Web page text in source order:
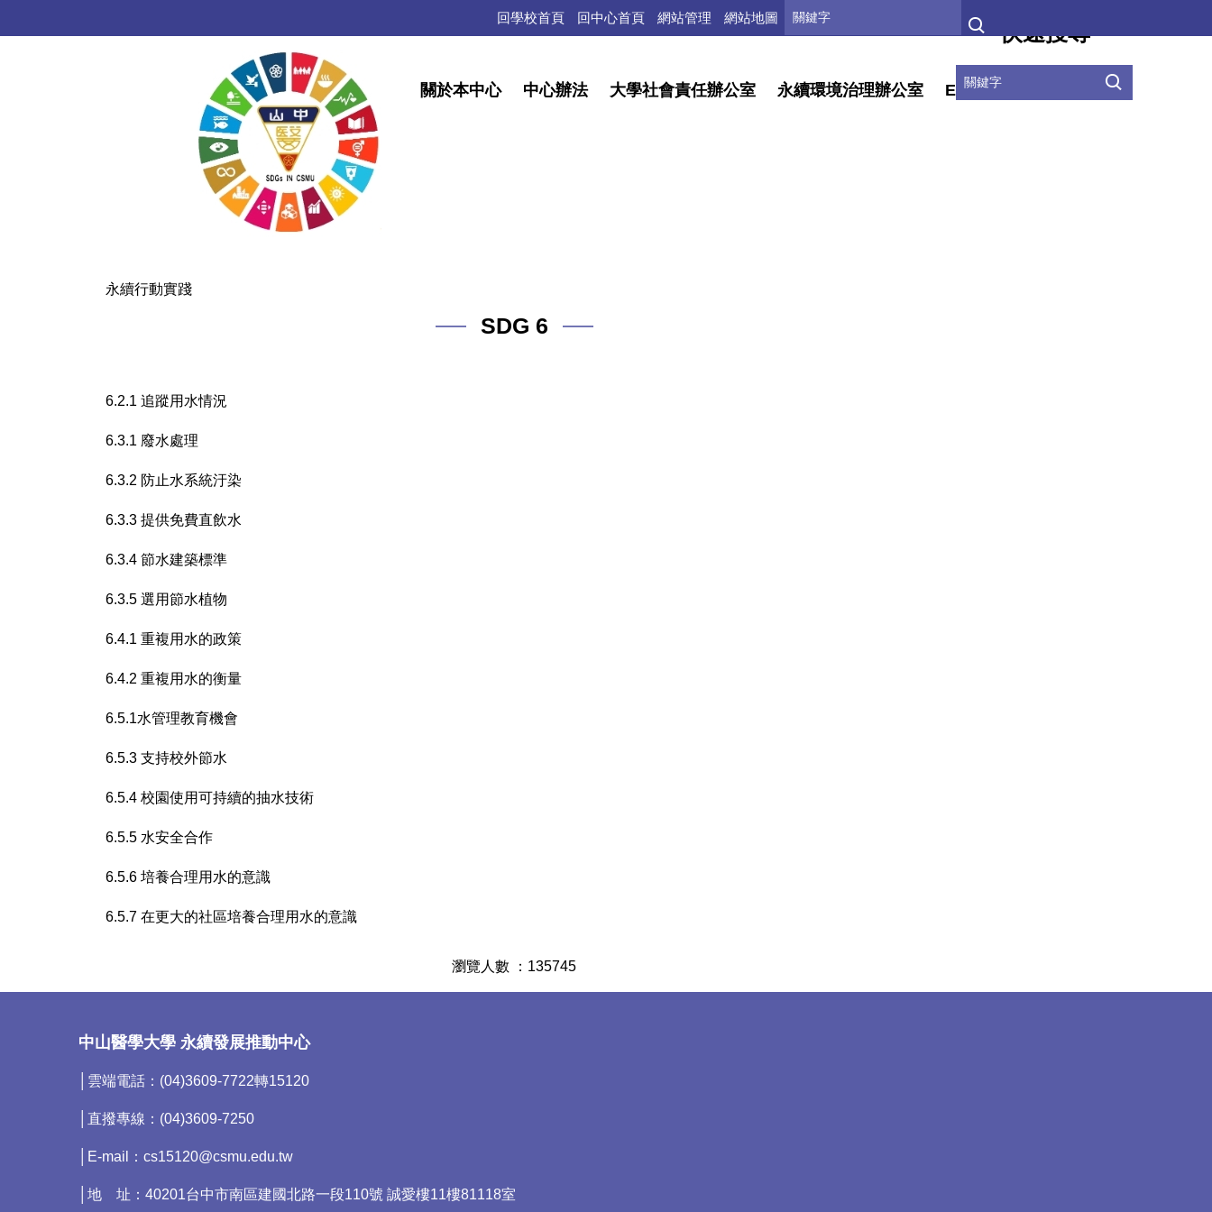
到
快速搜尋
回學校首頁 回中心首頁 網站管理 網站地圖
關於本中心 中心辦法 大學社會責任辦公室 永續環境治理辦公室 ENGLISH
永續行動實踐
SDG 6
6.2.1 追蹤用水情況
6.3.1 廢水處理
6.3.2 防止水系統汙染
6.3.3 提供免費直飲水
6.3.4 節水建築標準
6.3.5 選用節水植物
6.4.1 重複用水的政策
6.4.2 重複用水的衡量
6.5.1水管理教育機會
6.5.3 支持校外節水
6.5.4 校園使用可持續的抽水技術
6.5.5 水安全合作
6.5.6 培養合理用水的意識
6.5.7 在更大的社區培養合理用水的意識
瀏覽人數 ： 135745
中山醫學大學 永續發展推動中心
│雲端電話：(04)3609-7722轉15120
│直撥專線：(04)3609-7250
│E-mail：cs15120@csmu.edu.tw
│地 址：40201台中市南區建國北路一段110號 誠愛樓11樓81118室